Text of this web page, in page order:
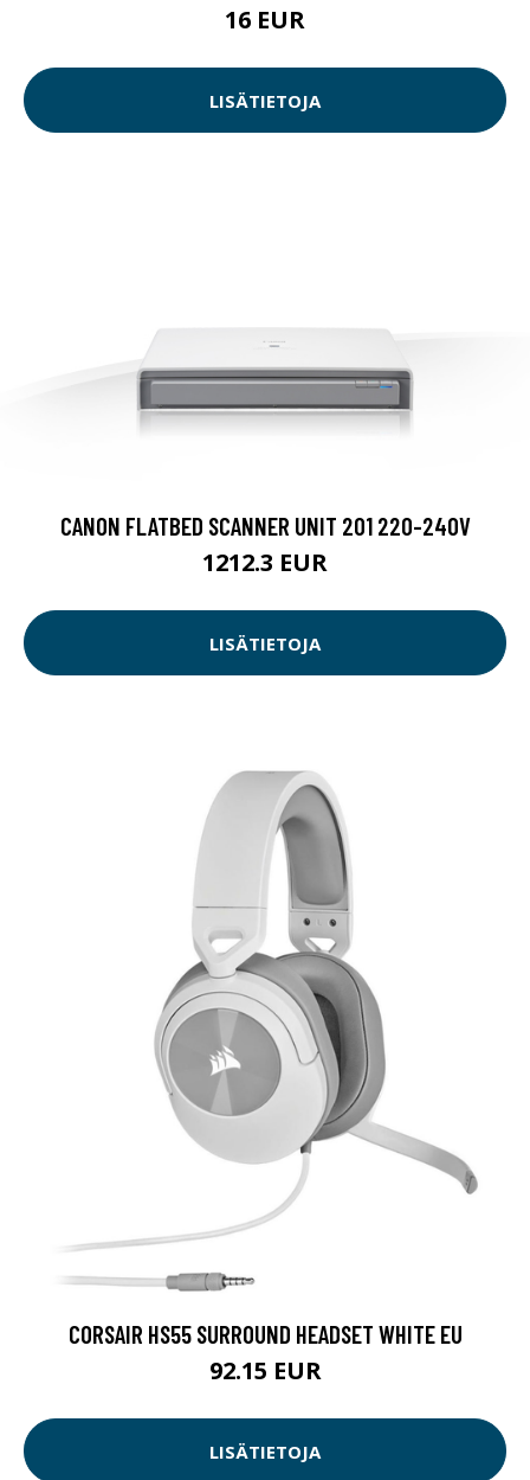
16 EUR
LISÄTIETOJA
CANON FLATBED SCANNER UNIT 201 220-240V
1212.3 EUR
LISÄTIETOJA
CORSAIR HS55 SURROUND HEADSET WHITE EU
92.15 EUR
LISÄTIETOJA